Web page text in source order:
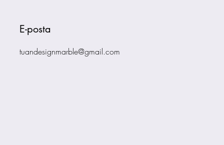
E-posta
tuandesignmarble@gmail.com